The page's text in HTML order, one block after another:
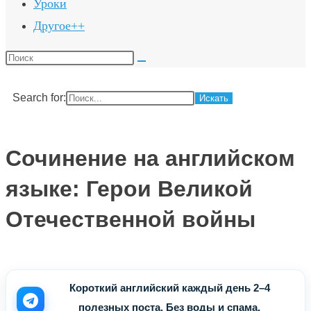
Уроки
Другое++
Поиск
сайте
Search for:
Сочинение на английском
языке: Герои Великой
Отечественной войны
Короткий английский каждый день 2–4
полезных поста. Без воды и спама.